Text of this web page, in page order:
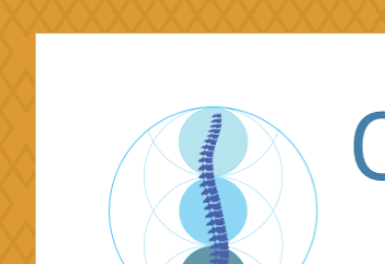
contenido